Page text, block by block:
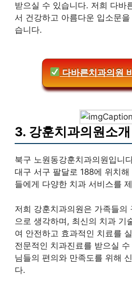
받으실 수 있습니다. 저희 다바
서 건강하고 아름다운 입소문
습니다.
다바른치과의원
3. 강훈치과의원소개
북구 노원동강훈치과의원입니
대구 서구 팔달로 188에 위치
들에게 다양한 치과 서비스를
저희 강훈치과의원은 가족들의
으로 생각하며, 최신의 치과 기
여 안전하고 효과적인 치료를
전문적인 치과진료를 받으실
님들의 편의와 만족도를 위해
다.